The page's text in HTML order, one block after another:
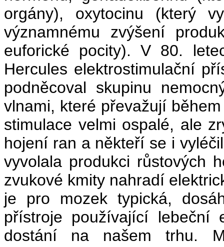
orgány), oxytocinu (který
významnému zvýšení
euforické pocity). V 80.
Hercules elektrostimulační
podněcoval skupinu
vlnami, které převažují
stimulace velmi ospalé, ale
hojení ran a někteří se i
vyvolala produkci růstových
zvukové kmity nahradí
je pro mozek typická,
přístroje používající lebeční
dostání na našem trhu.